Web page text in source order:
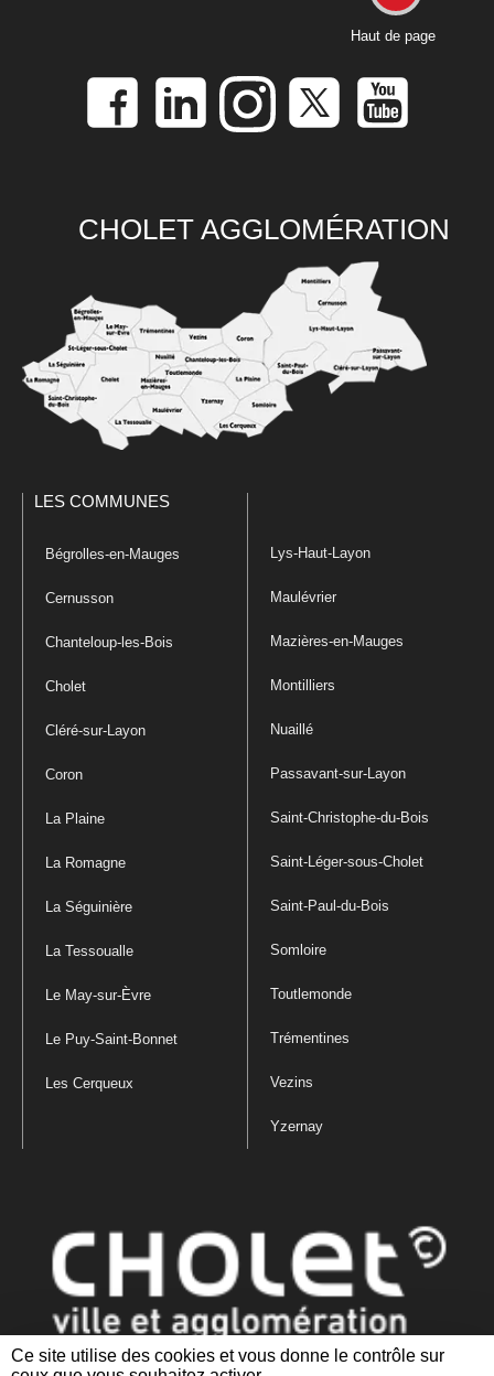
Ce site utilise des cookies et vous donne le contrôle sur
Haut de page
CHOLET AGGLOMÉRATION
LES COMMUNES
Bégrolles-en-Mauges
Cernusson
Chanteloup-les-Bois
Cholet
Cléré-sur-Layon
Coron
La Plaine
La Romagne
La Séguinière
La Tessoualle
Le May-sur-Èvre
Le Puy-Saint-Bonnet
Les Cerqueux
Lys-Haut-Layon
Maulévrier
Mazières-en-Mauges
Montilliers
Nuaillé
Passavant-sur-Layon
Saint-Christophe-du-Bois
Saint-Léger-sous-Cholet
Saint-Paul-du-Bois
Somloire
Toutlemonde
Trémentines
Vezins
Yzernay